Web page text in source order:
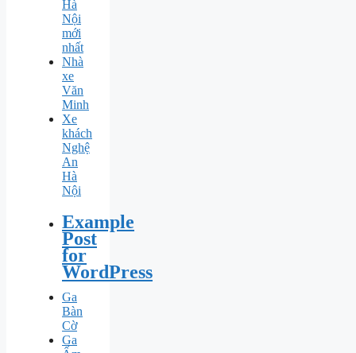
Hà
Nội
mới
nhất
Nhà
xe
Văn
Minh
Xe
khách
Nghệ
An
Hà
Nội
Example
Post
for
WordPress
Ga
Bàn
Cờ
Ga